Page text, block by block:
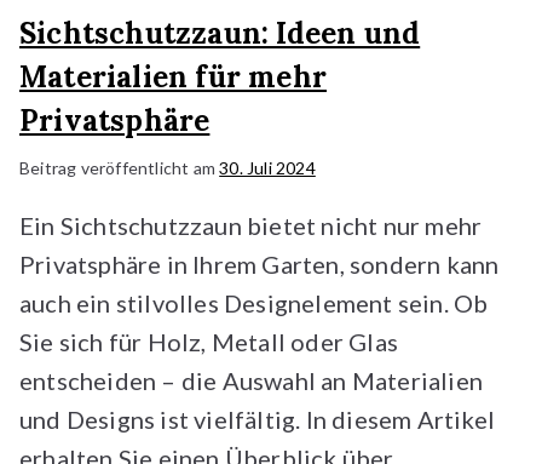
Sichtschutzzaun: Ideen und
Materialien für mehr
Privatsphäre
Beitrag veröffentlicht am30. Juli 2024
Ein Sichtschutzzaun bietet nicht nur mehr
Privatsphäre in Ihrem Garten, sondern kann
auch ein stilvolles Designelement sein. Ob
Sie sich für Holz, Metall oder Glas
entscheiden – die Auswahl an Materialien
und Designs ist vielfältig. In diesem Artikel
erhalten Sie einen Überblick über